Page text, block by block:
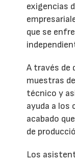
exigencias
que se
A través de
muestras
técnico y
ayuda a los
acabado
de
Los